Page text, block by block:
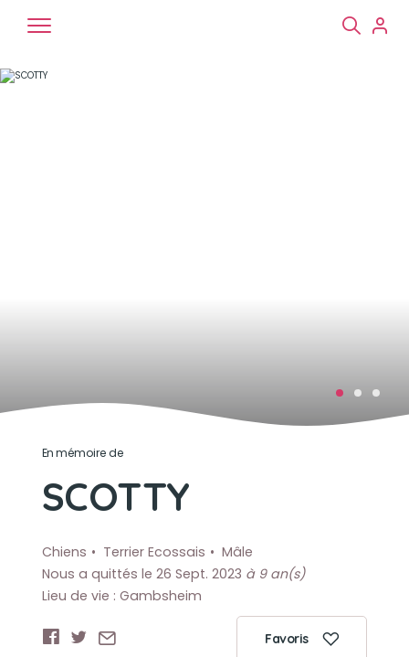
En mémoire de
SCOTTY
Chiens Terrier Ecossais
Mâle
Nous a quittés le 26 Sept. 2023 à 9 an(s)
Lieu de vie : Gambsheim
Favoris